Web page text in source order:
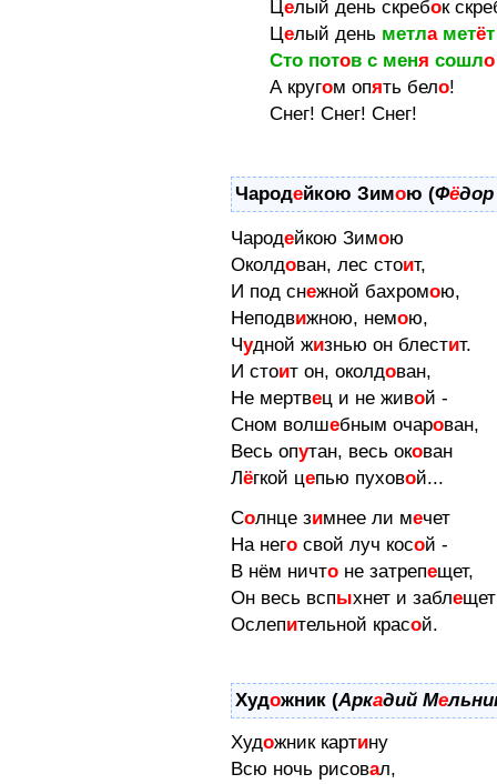
Целый день скребок
Целый день метла метёт
Сто потов с меня сошло
А кругом опять бело!
Снег! Снег! Снег!
Чародейкою Зимою (Фёдор
Чародейкою Зимою
Околдован, лес стоит,
И под снежной бахромою,
Неподвижною, немою,
Чудной жизнью он блестит.
И стоит он, околдован,
Не мертвец и не живой -
Сном волшебным очарован,
Весь опутан, весь окован
Лёгкой цепью пуховой...
Солнце зимнее ли мечет
На него свой луч косой -
В нём ничто не затрепещет,
Он весь вспыхнет и заблещет
Ослепительной красой.
Художник (Аркадий Ме
Художник картину
Всю ночь рисовал,